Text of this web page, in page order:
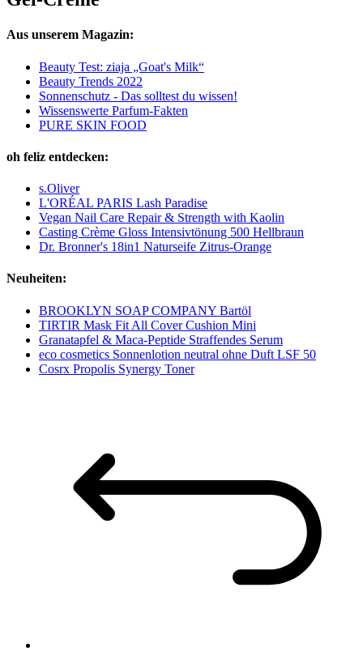
Aus unserem Magazin:
Beauty Test: ziaja „Goat's Milk“
Beauty Trends 2022
Sonnenschutz - Das solltest du wissen!
Wissenswerte Parfum-Fakten
PURE SKIN FOOD
oh feliz entdecken:
s.Oliver
L'ORÉAL PARIS Lash Paradise
Vegan Nail Care Repair & Strength with Kaolin
Casting Crème Gloss Intensivtönung 500 Hellbraun
Dr. Bronner's 18in1 Naturseife Zitrus-Orange
Neuheiten:
BROOKLYN SOAP COMPANY Bartöl
TIRTIR Mask Fit All Cover Cushion Mini
Granatapfel & Maca-Peptide Straffendes Serum
eco cosmetics Sonnenlotion neutral ohne Duft LSF 50
Cosrx Propolis Synergy Toner